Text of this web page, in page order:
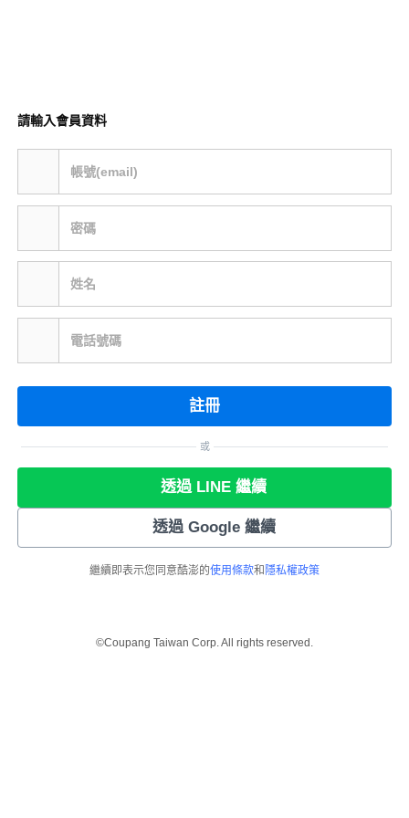
請輸入會員資料
帳號(email)
密碼
姓名
電話號碼
註冊
或
透過 LINE 繼續
透過 Google 繼續
繼續即表示您同意酷澎的使用條款和 隱私權政策
©Coupang Taiwan Corp. All rights reserved.